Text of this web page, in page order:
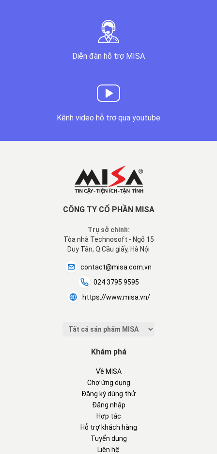
Diễn đàn hỗ trợ MISA
Kênh video hỗ trợ qua youtube
CÔNG TY CỔ PHẦN MISA
Trụ sở chính:
Tòa nhà Technosoft - Ngõ 15
Duy Tân, Q.Cầu giấy, Hà Nội
contact@misa.com.vn
024 3795 9595
https://www.misa.vn/
Khám phá
Về MISA
Chợ ứng dụng
Đăng ký dùng thử
Đăng nhập
Hợp tác
Hỗ trợ khách hàng
Tuyển dụng
Liên hệ